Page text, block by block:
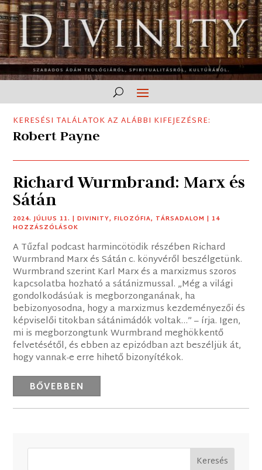
KERESÉSI TALÁLATOK AZ ALÁBBI KIFEJEZÉSRE:
Robert Payne
Richard Wurmbrand: Marx és
Sátán
2024. JÚLIUS 11. |DIVINITY,FILOZÓFIA, TÁRSADALOM | 14
HOZZÁSZÓLÁSOK
A Tűzfal podcast harmincötödik részében Richard
Wurmbrand Marx és Sátán c. könyvéről beszélgetünk.
Wurmbrand szerint Karl Marx és a marxizmus szoros
kapcsolatba hozható a sátánizmussal. „Még a világi
gondolkodásúak is megborzonganának, ha
bebizonyosodna, hogy a marxizmus kezdeményezői és
képviselői titokban sátánimádók voltak…” – írja. Igen,
mi is megborzongtunk Wurmbrand meghökkentő
felvetésétől, és ebben az epizódban azt beszéljük át,
hogy vannak-e erre hihető bizonyítékok.
BŐVEBBEN